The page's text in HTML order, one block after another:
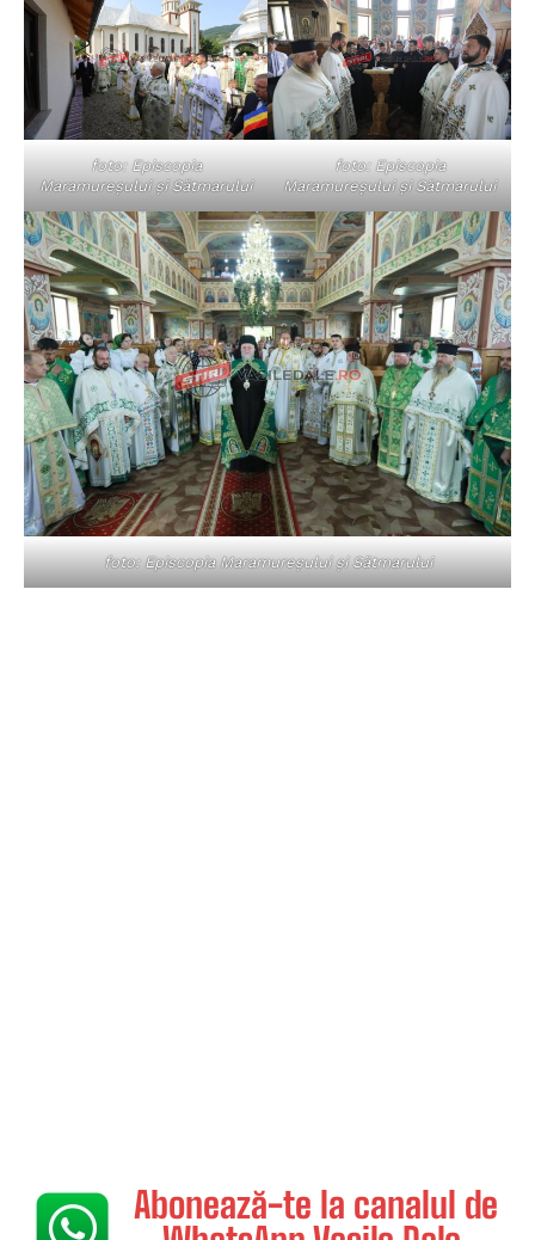
foto: Episcopia
Maramureșului și Sătmarului
foto: Episcopia
Maramureșului și Sătmarului
foto: Episcopia Maramureșului și Sătmarului
Abonează-te la canalul de